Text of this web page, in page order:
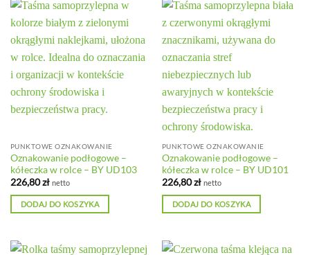
PUNKTOWE OZNAKOWANIE
Oznakowanie podłogowe –
kółeczka w rolce – BY UD103
226,80zł netto
DODAJ DO KOSZYKA
PUNKTOWE OZNAKOWANIE
Oznakowanie podłogowe –
kółeczka w rolce – BY UD101
226,80zł netto
DODAJ DO KOSZYKA